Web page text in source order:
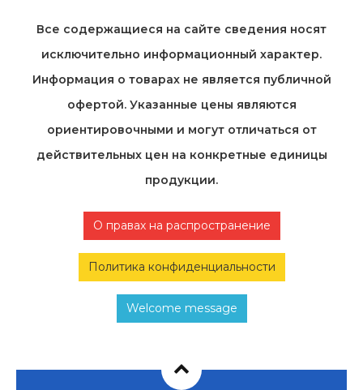
Все содержащиеся на cайте сведения носят
исключительно информационный характер.
Информация о товарах не является публичной
офертой. Указанные цены являются
ориентировочными и могут отличаться от
действительных цен на конкретные единицы
продукции.
О правах на распространение
Политика конфиденциальности
Welcome message